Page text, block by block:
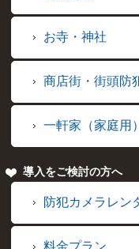
お寺・神社
商店街・街頭防
一軒家（家庭用）
導入をご検討の方へ
防犯カメラレン
料金プラン